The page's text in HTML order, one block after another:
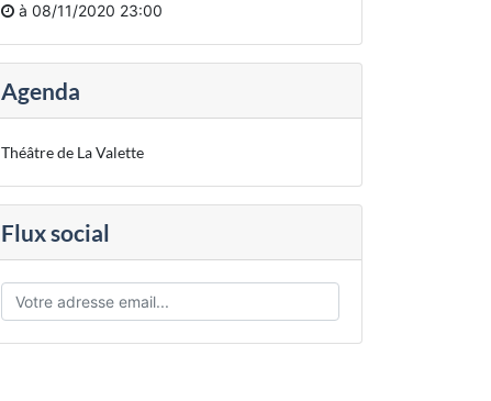
à 08/11/2020 23:00
Agenda
Théâtre de La Valette
Flux social